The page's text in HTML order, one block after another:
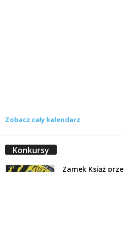
Zobacz cały kalendarz
Konkursy
Zamek Książ